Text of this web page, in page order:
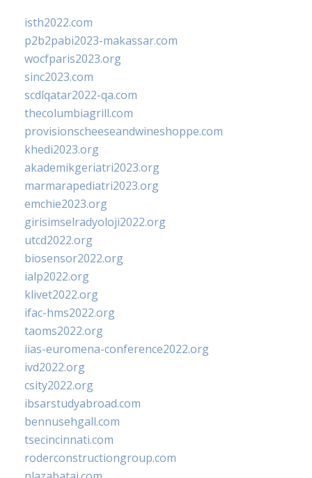
isth2022.com
p2b2pabi2023-makassar.com
wocfparis2023.org
sinc2023.com
scdlqatar2022-qa.com
thecolumbiagrill.com
provisionscheeseandwineshoppe.com
khedi2023.org
akademikgeriatri2023.org
marmarapediatri2023.org
emchie2023.org
girisimselradyoloji2022.org
utcd2022.org
biosensor2022.org
ialp2022.org
klivet2022.org
ifac-hms2022.org
taoms2022.org
iias-euromena-conference2022.org
ivd2022.org
csity2022.org
ibsarstudyabroad.com
bennusehgall.com
tsecincinnati.com
roderconstructiongroup.com